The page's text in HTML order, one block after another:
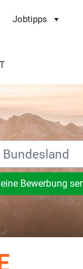
Jobtipps
Bewerbung